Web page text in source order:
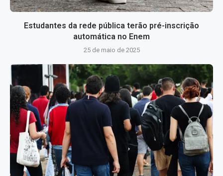
Estudantes da rede pública terão pré-inscrição
automática no Enem
25 de maio de 2025